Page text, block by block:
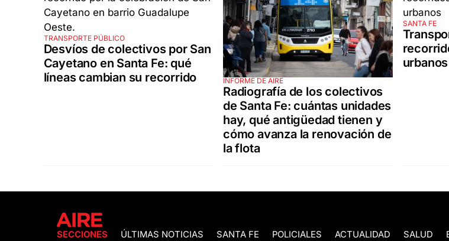
TRANSPORTE PÚBLICO
Desvíos de colectivos por San
Cayetano en Santa Fe: qué
líneas cambian su recorrido
INFORME DE AIRE
Radiografía de los colectivos
de Santa Fe: cuántas unidades
hay, qué antigüedad tienen y
cómo avanza la renovación de
la flota
SANTA FE
urbanos
SECCIONES ÚLTIMAS NOTICIAS SANTA FE POLICIALES ACTUALIDAD SALUD